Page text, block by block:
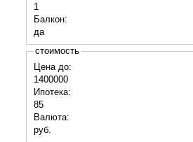
1
Балкон:
да
стоимость
Цена до:
1400000
Ипотека:
85
Валюта:
руб.